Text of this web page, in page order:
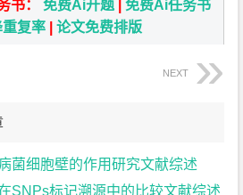
书：免费Ai开题 |免费Ai任务书
复率 |论文免费排版
NEXT
菌细胞壁的作用研究文献综述
SNPs标记溯源中的比较文献综述